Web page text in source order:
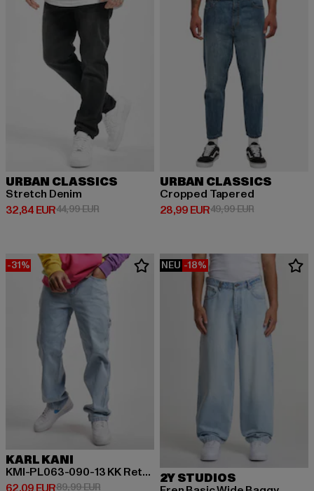
URBAN CLASSICS
Stretch Denim
32,84 EUR
Derzeitiger Preis: 32,84 EUR
44,99 EURAktionspreis: 44,99 EUR
URBAN CLASSICS
Cropped Tapered
28,99 EUR
Derzeitiger Preis: 28,99 EUR
49,99 EURAktionspreis:
-31%
KARL KANI
KMI-PL063-090-13 KK Retro Baggy Workwear Denim
Derzeitiger Preis: 62,09 EUR
89,99 EURAktionspreis: 89,99 EUR
NEU -18%
2Y STUDIOS